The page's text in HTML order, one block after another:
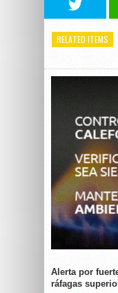
RELATED ITEMS
Alerta por
ráfagas